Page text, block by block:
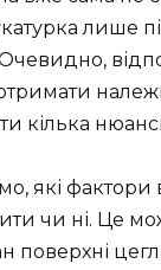
лише
кілька
які
чи ні. Це
поверхні